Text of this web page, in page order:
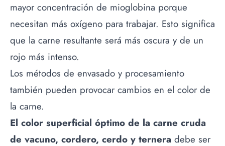
mayor concentración de mioglobina porque
necesitan más oxígeno para trabajar. Esto significa
que la carne resultante será más oscura y de un
rojo más intenso.
Los métodos de envasado y procesamiento
también pueden provocar cambios en el color de
la carne.
El color superficial óptimo de la carne cruda
de vacuno, cordero, cerdo y ternera debe ser